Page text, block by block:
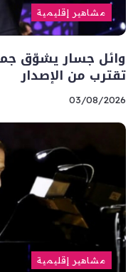
مشاهير إقليمية
وائل جسار يشوّق
تقترب من الإصدار
03/08/2026
مشاهير إقليمية